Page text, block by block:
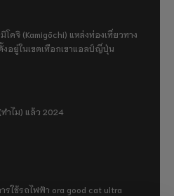
โคจิ (Kamigōchi) แหล่งท่องเที่ยวทาง
งอยู่ในเขตเทือกเขาแอลป์ญี่ปุ่น
ำไม) แล้ว 2024
รใช้รถไฟฟ้า ora good cat ultra